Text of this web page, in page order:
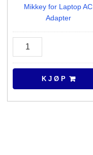
Mikkey for Laptop AC
Adapter
Clover
antall
K J Ø P